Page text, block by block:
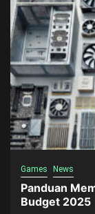
Games News
Panduan
Budget 2025